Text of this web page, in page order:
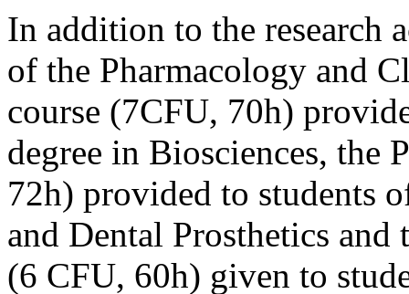
In addition to the research
of the Pharmacology and
course (7CFU, 70h)
degree in Biosciences, the
72h) provided to students
and Dental Prosthetics
(6 CFU, 60h) given to